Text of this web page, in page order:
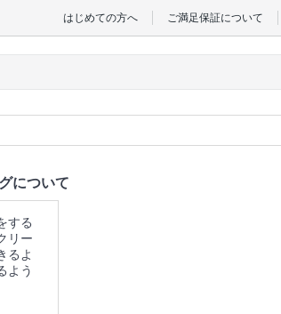
はじめての方へ ご満足保証について
について
する
リー
るよ
よう
グ